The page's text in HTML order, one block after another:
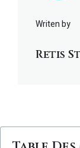
Writen by
Retis